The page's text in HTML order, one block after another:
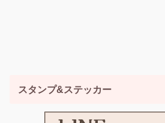
スタンプ&ステッカー